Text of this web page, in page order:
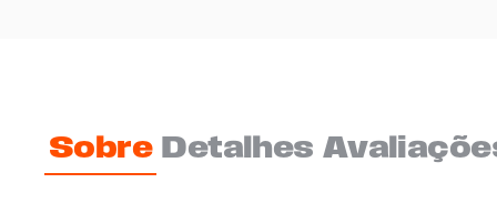
Sobre Detalhes